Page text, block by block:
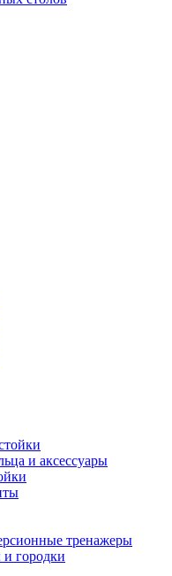
и аксессуары
тренажеры
городки